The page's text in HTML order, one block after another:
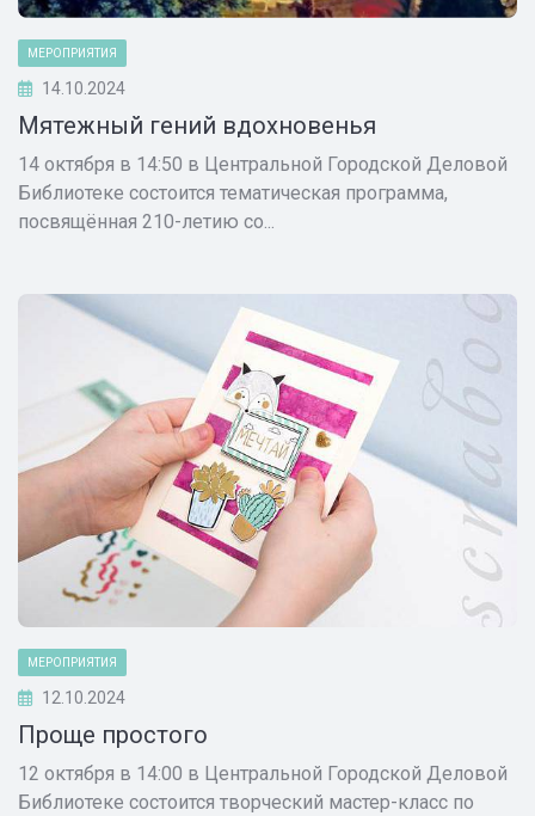
МЕРОПРИЯТИЯ
14.10.2024
Мятежный гений вдохновенья
14 октября в 14:50 в Центральной Городской Деловой
Библиотеке состоится тематическая программа,
посвящённая 210-летию со...
МЕРОПРИЯТИЯ
12.10.2024
Проще простого
12 октября в 14:00 в Центральной Городской Деловой
Библиотеке состоится творческий мастер-класс по